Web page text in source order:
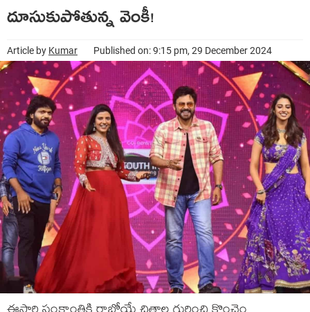
దూసుకుపోతున్న వెంకీ!
Article by Kumar Published on: 9:15 pm, 29 December 2024